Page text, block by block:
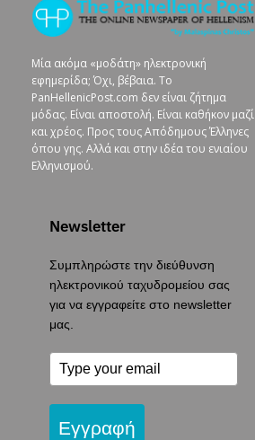
Μία ακόμα «μοδάτη» ηλεκτρονική
εφημερίδα; Όχι, βέβαια. To
PanHellenicPost.com δεν είναι ζήτημα
μόδας. Είναι αποστολή. Είναι καθήκον μαζί
και χρέος. Προς τους Απόδημους Έλληνες
όπου γης. Αλλά και στην ιδέα του ενιαίου
Ελληνισμού.
Newsletter
Συμπληρώστε την διεύθυνση
ηλεκτρονικού ταχυδρομείου σας
για να εγγραφείτε στο newsletter
μας.
Εγγραφή